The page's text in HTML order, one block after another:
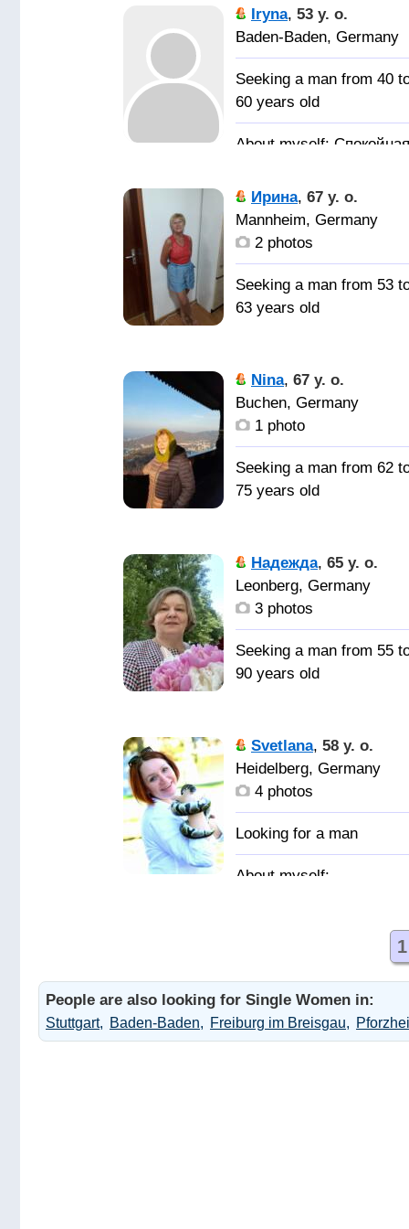
отношениях.
отношения для брака
Iryna, 53 y. o.
Baden-Baden, Germany
Seeking a man from 40
60 years old
Спокойная,
неконфликтная,
общительная,
симпатичная
Мужчину -
надёжного,
верного, с похожими
жизненными ценностями
Ирина, 67 y. o.
Mannheim, Germany
2 photos
Seeking a man from 53
63 years old
мужчину для дружбы. А
потом, как карта ояжет
Nina, 67 y. o.
Buchen, Germany
1 photo
Seeking a man from 62
75 years old
Добропорядочного
мужчину
Надежда, 65 y. o.
Leonberg, Germany
3 photos
Seeking a man from 55
90 years old
друга для создания
семьи желательно земля
Баден-Вюртемберг.
Svetlana, 58 y. o.
Heidelberg, Germany
4 photos
Мужчину
1
People are also looking for Single Women in:
Stuttgart Baden-Baden Freiburg im Breisgau